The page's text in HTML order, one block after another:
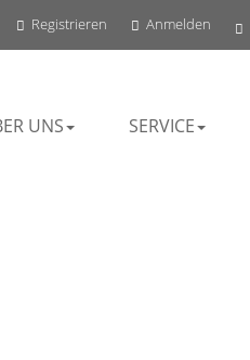
Registrieren Anmelden
UNS SERVICE